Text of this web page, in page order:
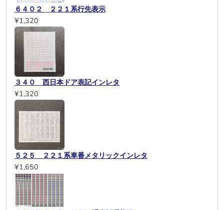
６４０２ ２２１系行先表示
¥1,320
３４０ 西日本ドア表記インレタ
¥1,320
５２５ ２２１系車番メタリックインレタ
¥1,650